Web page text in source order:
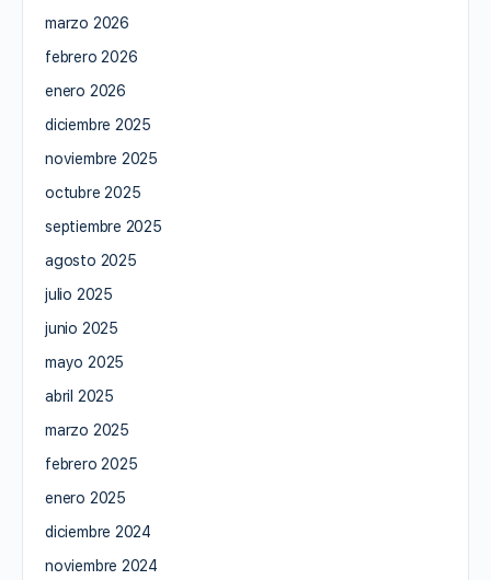
marzo 2026
febrero 2026
enero 2026
diciembre 2025
noviembre 2025
octubre 2025
septiembre 2025
agosto 2025
julio 2025
junio 2025
mayo 2025
abril 2025
marzo 2025
febrero 2025
enero 2025
diciembre 2024
noviembre 2024